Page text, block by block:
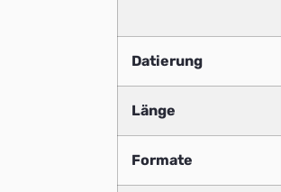
Datierung
Länge
Formate